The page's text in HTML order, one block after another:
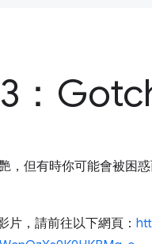
：
，但有時你可能會被困
片，請前往以下網頁：